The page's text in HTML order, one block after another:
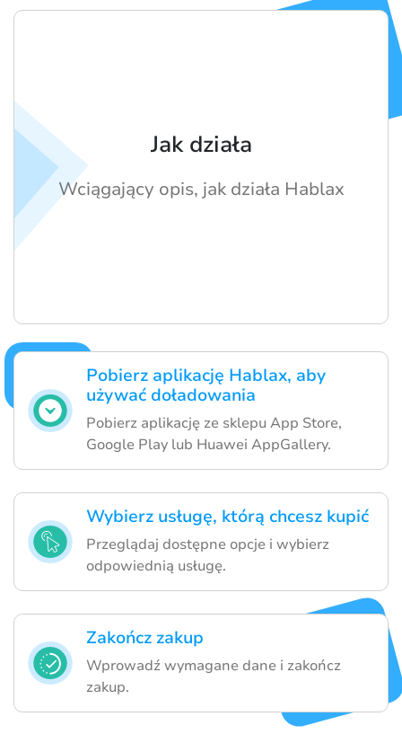
Pobierz aplikację Hablax, aby
używać doładowania
Pobierz aplikację ze sklepu App Store,
Google Play lub Huawei AppGallery.
Wybierz usługę, którą chcesz kupić
Przeglądaj dostępne opcje i wybierz
odpowiednią usługę.
Zakończ zakup
Wprowadź wymagane dane i zakończ
zakup.
Jak działa
Wciągający opis, jak działa Hablax